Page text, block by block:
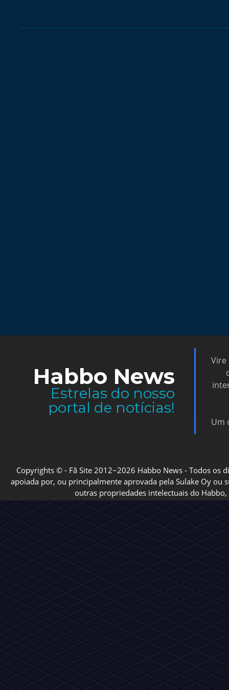
Habbo News
Estrelas do nosso
portal de notícias!
Vire
Um
Copyrights © - Fã Site 2012~2026 Habbo News - Todos os
apoiada por, ou principalmente aprovada pela Sulake Oy ou
outras propriedades intelectuais do